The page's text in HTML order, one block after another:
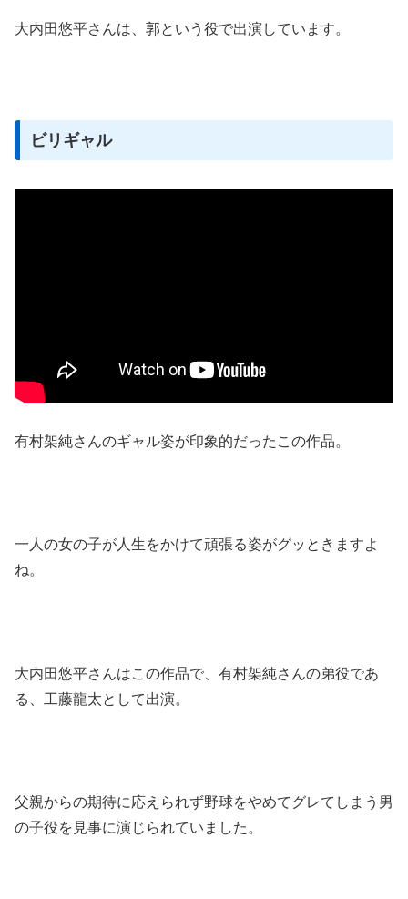
大内田悠平さんは、郭という役で出演しています。
ビリギャル
有村架純さんのギャル姿が印象的だったこの作品。
一人の女の子が人生をかけて頑張る姿がグッときますよ
ね。
大内田悠平さんはこの作品で、有村架純さんの弟役であ
る、工藤龍太として出演。
父親からの期待に応えられず野球をやめてグレてしまう男
の子役を見事に演じられていました。